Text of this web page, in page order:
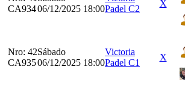
CA93406/12/2025 18:00Padel C2
X
Nro: 42
CA935
Sábado
06/12/2025 18:00
Victoria
Padel C1
X